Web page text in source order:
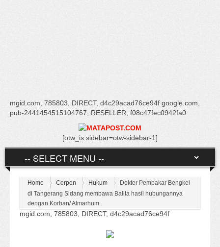
mgid.com, 785803, DIRECT, d4c29acad76ce94f google.com,
pub-2441454515104767, RESELLER, f08c47fec0942fa0
[otw_is sidebar=otw-sidebar-1]
Home Cerpen Hukum
Dokter Pembakar Bengkel
di Tangerang Sidang membawa Balita hasil hubungannya
dengan Korban/ Almarhum.
mgid.com, 785803, DIRECT, d4c29acad76ce94f